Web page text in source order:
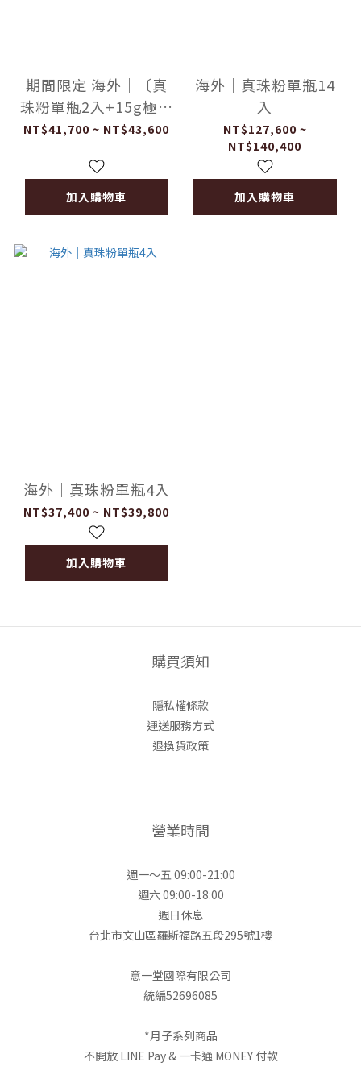
期間限定 海外｜〔真
珠粉單瓶2入+15g極細
真珠粉〕兩組
NT$41,700 ~ NT$43,600
加入購物車
海外｜真珠粉單瓶14
入
NT$127,600 ~
NT$140,400
加入購物車
海外｜真珠粉單瓶4入
NT$37,400 ~ NT$39,800
加入購物車
購買須知
隱私權條款
運送服務方式
退換貨政策
營業時間
週一～五 09:00-21:00
週六 09:00-18:00
週日休息
台北市文山區羅斯福路五段295號1樓
意一堂國際有限公司
統編52696085
*月子系列商品
不開放 LINE Pay & 一卡通 MONEY 付款